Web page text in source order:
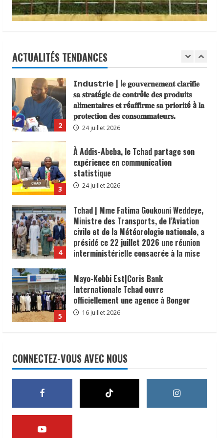
de
sensibilisation
sur
la
ensemble
ce
lundi
avril
2025.
ACTUALITÉS TENDANCES
22 juillet 2026
1
𝗦𝗔𝗡𝗧É
𝐥𝐞𝐬 𝐥𝐞𝐚𝐝𝐞𝐫𝐬 𝐫𝐞𝐥𝐢𝐠𝐢𝐞𝐮𝐱 et
𝐜𝐡𝐨𝐥é𝐫𝐚
2
𝗜𝗻𝗱𝘂𝘀𝘁𝗿𝗶𝗲 | l𝐞 𝐠𝐨𝐮𝐯𝐞𝐫𝐧𝐞𝐦𝐞𝐧𝐭 𝐜𝐥𝐚𝐫𝐢𝐟𝐢𝐞
𝐬𝐚 𝐬𝐭𝐫𝐚𝐭é𝐠𝐢𝐞 𝐝𝐞 𝐜𝐨𝐧𝐭𝐫ô𝐥𝐞 𝐝𝐞𝐬 𝐩𝐫𝐨𝐝𝐮𝐢𝐭𝐬
𝐚𝐥𝐢𝐦𝐞𝐧𝐭𝐚𝐢𝐫𝐞𝐬 𝐞𝐭 𝐫é𝐚𝐟𝐟𝐢𝐫𝐦𝐞 𝐬𝐚 𝐩𝐫𝐢𝐨𝐫𝐢𝐭é à 𝐥𝐚
𝐩𝐫𝐨𝐭𝐞𝐜𝐭𝐢𝐨𝐧 𝐝𝐞𝐬 𝐜𝐨𝐧𝐬𝐨𝐦𝐦𝐚𝐭𝐞𝐮𝐫𝐬.
24 juillet 2026
3
À Addis-Abeba, le Tchad partage son
expérience en communication
statistique
24 juillet 2026
4
Tchad | Mme Fatima Goukouni Weddeye,
Ministre des Transports, de l’Aviation
civile et de la Météorologie nationale, a
présidé ce 22 juillet 2026 une réunion
interministérielle consacrée à la mise
la République, le Maréchal Mahamat
Idriss Déby Itno, supprimant l’obligation
de visa d’entrée au Tchad pour les
ressortissants des pays africains.
5
Mayo-Kebbi Est|Coris Bank
Internationale Tchad ouvre
officiellement une agence à Bongor
16 juillet 2026
1
𝐬𝐞𝐧𝐬𝐢𝐛𝐢𝐥𝐢𝐬𝐚𝐭𝐢𝐨𝐧 𝐜𝐨𝐧𝐭𝐫𝐞 𝐥’é𝐩𝐢𝐝é𝐦𝐢𝐞 𝐝𝐞
𝐜𝐡𝐨𝐥é𝐫𝐚
𝗜𝗻𝗱𝘂𝘀𝘁𝗿𝗶𝗲 | l𝐞 𝐠𝐨𝐮𝐯𝐞𝐫𝐧𝐞𝐦𝐞𝐧𝐭 𝐜𝐥𝐚𝐫𝐢𝐟𝐢𝐞
CONNECTEZ-VOUS AVEC NOUS